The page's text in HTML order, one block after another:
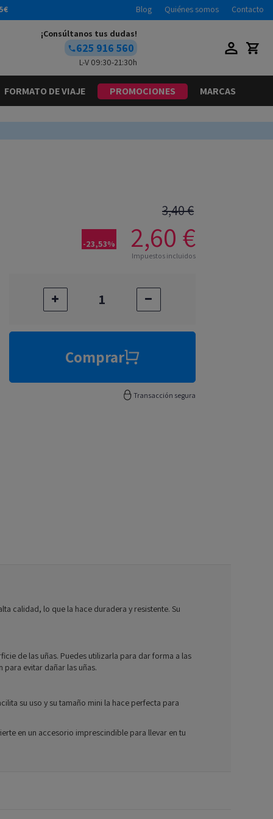
Blog Quiénes somos Contacto
¡Consúltanos tus dudas!
625 916 560
L-V 09:30-21:30h
FORMATO DE VIAJE PROMOCIONES MARCAS
3,40 €
-23,53% 2,60 €
Impuestos incluidos
Comprar
Transacción segura
calidad, lo que la hace duradera y resistente. Su
de las uñas. Puedes utilizarla para dar forma a las
evitar dañar las uñas.
su uso y su tamaño mini la hace perfecta para
en un accesorio imprescindible para llevar en tu